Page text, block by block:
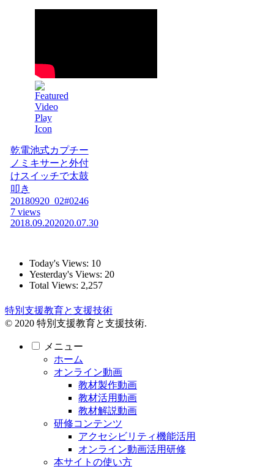
乾電池式カプチー
ノミキサーと外付
けスイッチで太鼓
叩き
20180920_02#0246
7 views
2018.09.202020.07.30
Today's Views: 10
Yesterday's Views: 20
Total Views: 2,257
特別支援教育と支援技術
© 2020 特別支援教育と支援技術.
メニュー
ホーム
オンライン動画
教材製作動画
教材活用動画
教材解説動画
研修コンテンツ
アクセシビリティ機能活用
オンライン動画活用研修
本サイトの使い方